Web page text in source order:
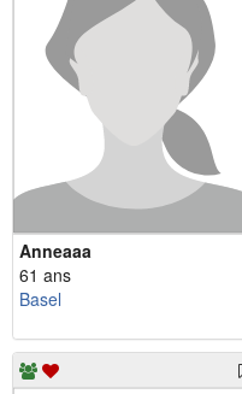
Anneaaa
61 ans
Basel